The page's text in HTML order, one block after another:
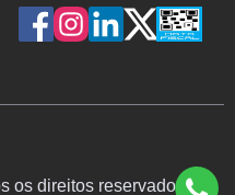
os direitos reservados.